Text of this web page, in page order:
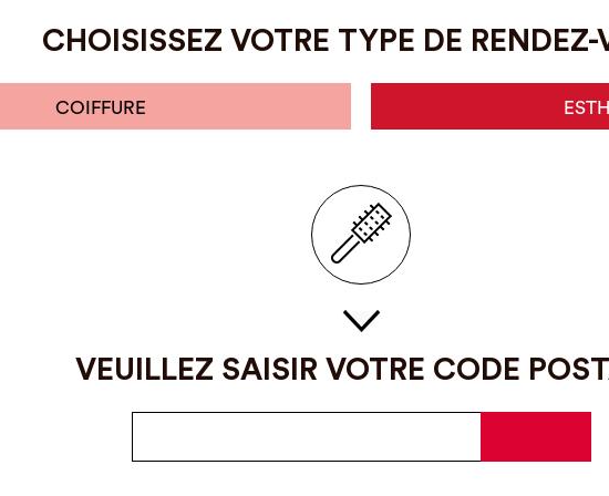
CHOISISSEZ VOTRE TYPE DE RENDEZ-
COIFFURE
VEUILLEZ SAISIR VOTRE CODE